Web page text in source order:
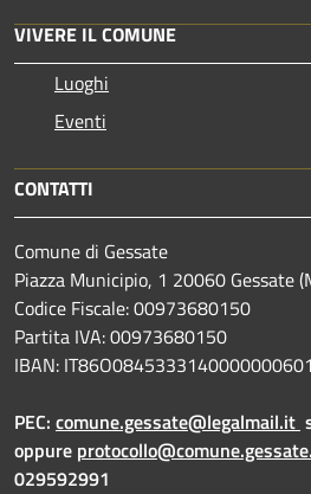
VIVERE IL COMUNE
Luoghi
Eventi
CONTATTI
Comune di Gessate
Piazza Municipio, 1 20060 Gessate
Codice Fiscale: 00973680150
Partita IVA: 00973680150
IBAN:
PEC: comune.gessate@legalmail.it
oppure
029592991